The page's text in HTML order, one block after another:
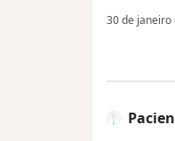
30 de janeiro